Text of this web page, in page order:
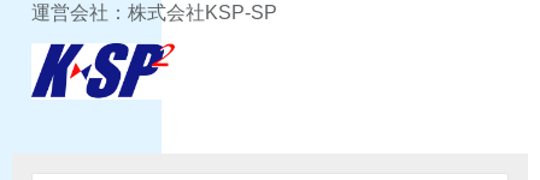
運営会社：株式会社KSP-SP